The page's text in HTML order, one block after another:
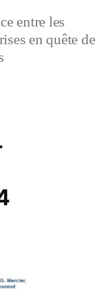
entre les
en quête de